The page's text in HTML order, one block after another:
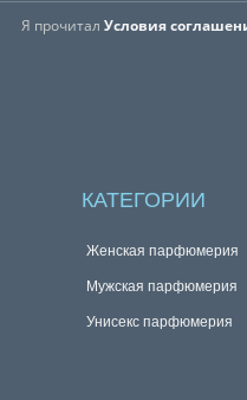
Я прочиталУсловия
КАТЕГОРИИ
Женская парфюмерия
Мужская парфюмерия
Унисекс парфюмерия